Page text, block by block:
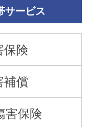
サービス
保険
補償
害保険